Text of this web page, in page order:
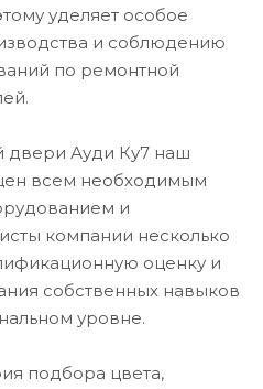
уделяет особое
и соблюдению
по ремонтной
двери Ауди Ку7 наш
всем необходимым
и
компании несколько
оценку и
собственных навыков
уровне.
подбора цвета,